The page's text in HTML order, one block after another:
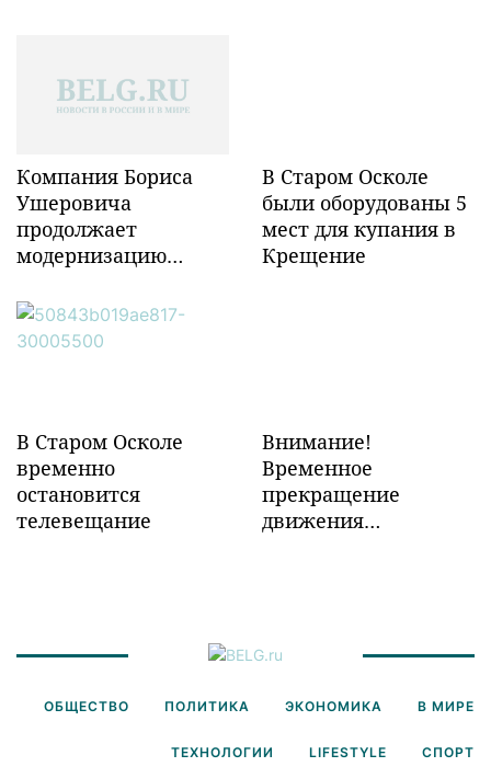
Компания Бориса
Ушеровича
продолжает
модернизацию
инфраструктуры в
Забайкалье
В Старом Осколе
были оборудованы 5
мест для купания в
Крещение
В Старом Осколе
временно
остановится
телевещание
Внимание!
Временное
прекращение
движения
ОБЩЕСТВО ПОЛИТИКА ЭКОНОМИКА В МИРЕ
ТЕХНОЛОГИИ LIFESTYLE СПОРТ